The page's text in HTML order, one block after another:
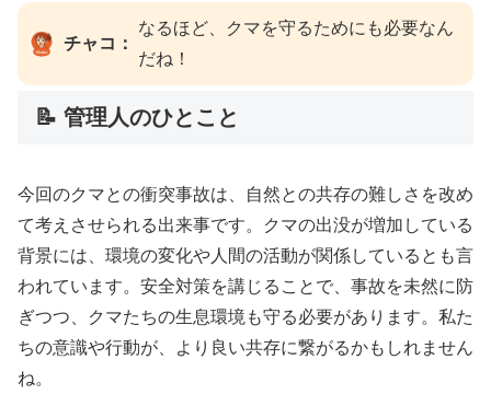
チャコ：
なるほど、クマを守るためにも必要なん
だね！
📝 管理人のひとこと
今回のクマとの衝突事故は、自然との共存の難しさを改め
て考えさせられる出来事です。クマの出没が増加している
背景には、環境の変化や人間の活動が関係しているとも言
われています。安全対策を講じることで、事故を未然に防
ぎつつ、クマたちの生息環境も守る必要があります。私た
ちの意識や行動が、より良い共存に繋がるかもしれません
ね。